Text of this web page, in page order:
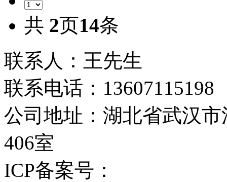
共 2页14条
联系人：王先生
联系电话：13607115198
公司地址：湖北省武汉
406室
ICP备案号：